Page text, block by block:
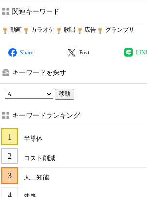
関連キーワード
動画 カラオケ 歌唱 広告 グランプリ
Share Post
キーワードを探す
移動
キーワードランキング
半導体
コスト削減
人工知能